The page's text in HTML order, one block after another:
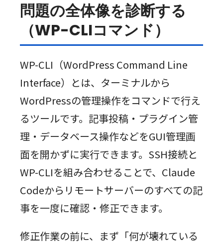
問題の全体像を診断する
（WP-CLIコマンド）
WP-CLI（WordPress Command Line
Interface）とは、ターミナルから
WordPressの管理操作をコマンドで行え
るツールです。記事投稿・プラグイン管
理・データベース操作などをGUI管理画
面を開かずに実行できます。SSH接続と
WP-CLIを組み合わせることで、Claude
Codeからリモートサーバーのすべての記
事を一度に確認・修正できます。
修正作業の前に、まず「何が壊れている